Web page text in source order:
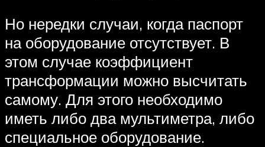
Но нередки случаи, когда паспорт
на оборудование отсутствует. В
этом случае коэффициент
трансформации можно высчитать
самому. Для этого необходимо
иметь либо два мультиметра, либо
специальное оборудование.